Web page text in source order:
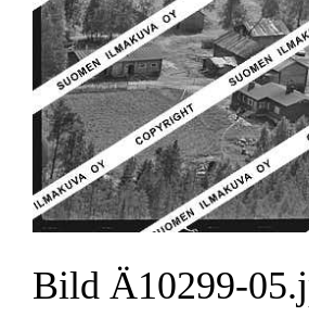
Bild Ä10299-